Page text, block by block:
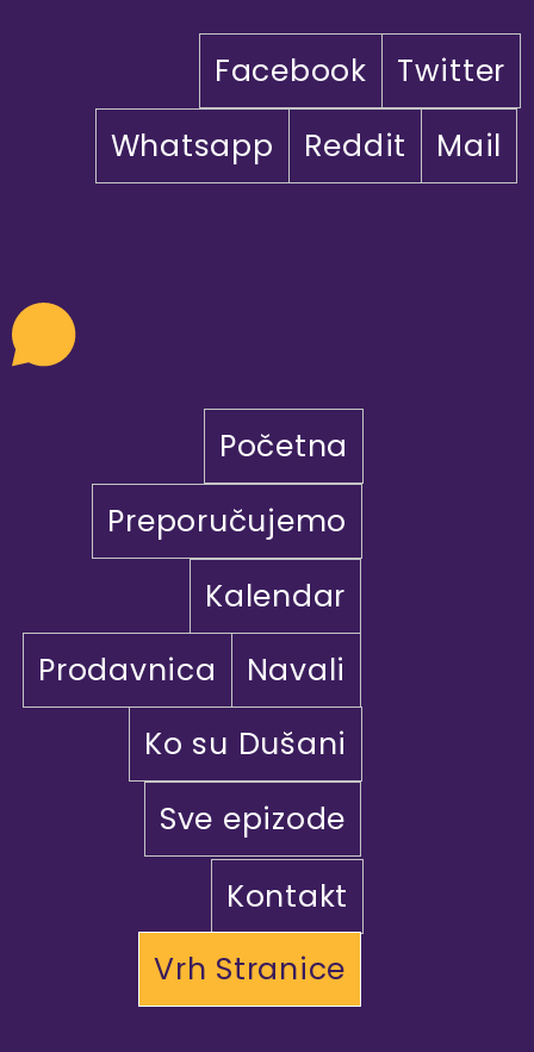
Facebook
Twitter
Whatsapp
Reddit Mail
Početna
Preporučujemo
Kalendar
Prodavnica
Navali
Ko su Dušani
Sve epizode
Kontakt
Vrh Stranice